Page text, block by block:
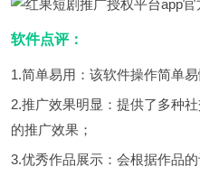
软件点评：
1.简单易用：该软件操作简单
2.推广效果明显：提供了多种
的推广效果；
3.优秀作品展示：会根据作品